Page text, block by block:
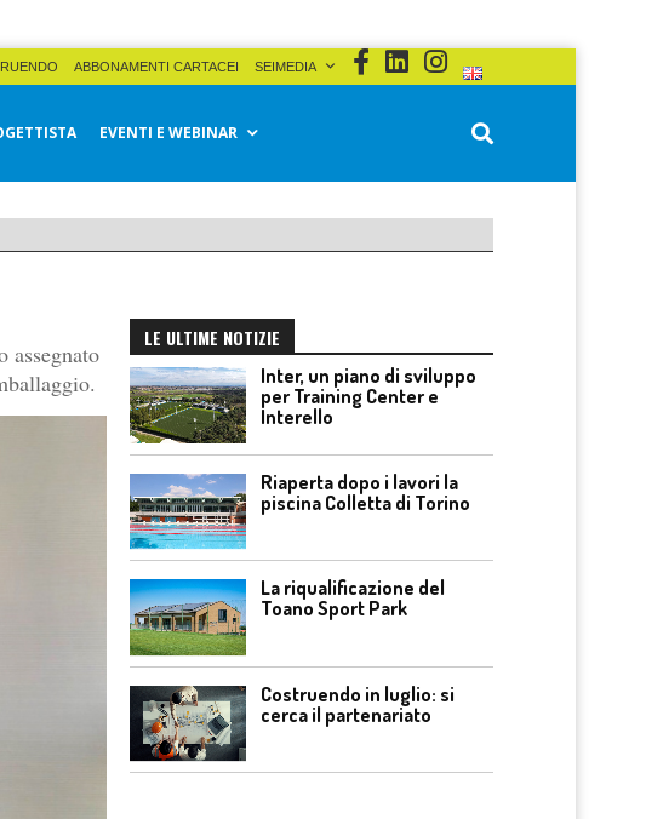
ABBONAMENTI CARTACEI SEIMEDIA
EVENTI E WEBINAR
assegnato
LE ULTIME NOTIZIE
Inter, un piano di sviluppo
per Training Center e
Interello
Riaperta dopo i lavori la
piscina Colletta di Torino
La riqualificazione del
Toano Sport Park
Costruendo in luglio: si
cerca il partenariato